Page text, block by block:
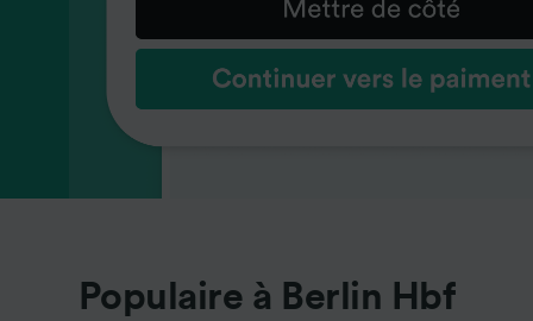
Populaire à Berlin Hbf